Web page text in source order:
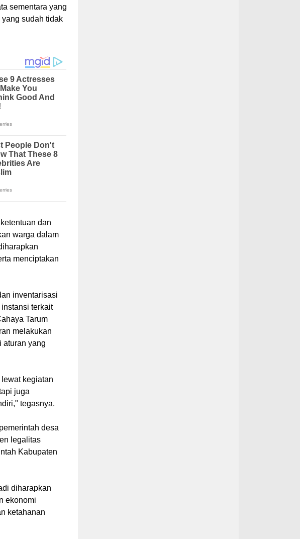
sementara yang
sudah tidak
dan
warga dalam
menciptakan
inventarisasi
terkait
Tarum
melakukan
aturan yang
kegiatan
juga
tegasnya.
desa
legalitas
Kabupaten
diharapkan
ekonomi
ketahanan